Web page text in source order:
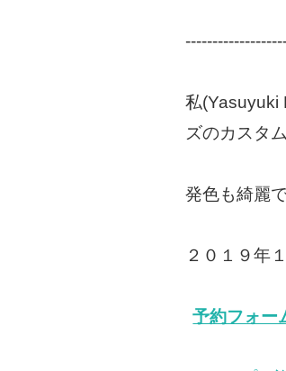
私(Yasuyuki
ズのカスタ
発色も綺麗
２０１９年
予約フォー